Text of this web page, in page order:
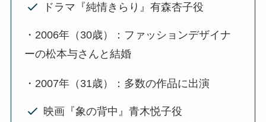
ドラマ『純情きらり』有森杏子役
・2006年（30歳）：ファッションデザイナ
ーの松本与さんと結婚
・2007年（31歳）：多数の作品に出演
映画『象の背中』青木悦子役